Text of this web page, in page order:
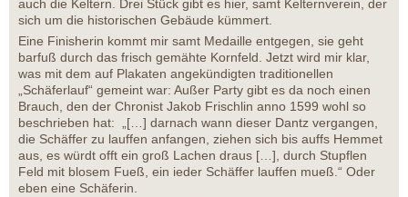
auch die Keltern. Drei Stück gibt es hier, samt Kelternverein, der
sich um die historischen Gebäude kümmert.
Eine Finisherin kommt mir samt Medaille entgegen, sie geht
barfuß durch das frisch gemähte Kornfeld. Jetzt wird mir klar,
was mit dem auf Plakaten angekündigten traditionellen
„Schäferlauf“ gemeint war: Außer Party gibt es da noch einen
Brauch, den der Chronist Jakob Frischlin anno 1599 wohl so
beschrieben hat: „[…] darnach wann dieser Dantz vergangen,
die Schäffer zu lauffen anfangen, ziehen sich bis auffs Hemmet
aus, es würdt offt ein groß Lachen draus […], durch Stupflen
Feld mit blosem Fueß, ein ieder Schäffer lauffen mueß.“ Oder
eben eine Schäferin.